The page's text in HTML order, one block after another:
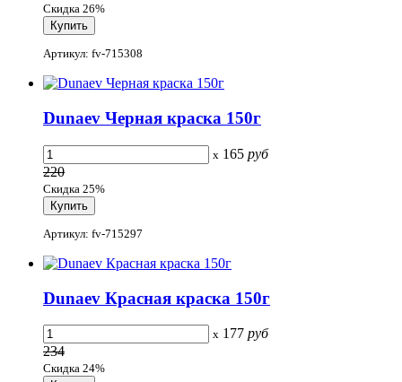
Скидка 26%
Артикул: fv-715308
Dunaev Черная краска 150г
x 165 руб
220
Скидка 25%
Артикул: fv-715297
Dunaev Красная краска 150г
x 177 руб
234
Скидка 24%